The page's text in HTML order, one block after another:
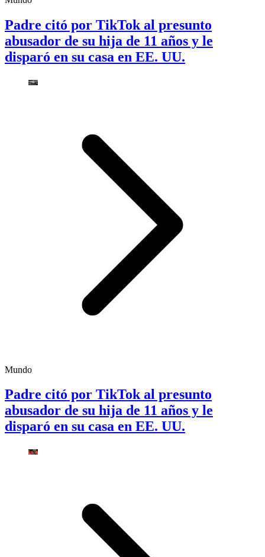
Padre citó por TikTok al presunto
abusador de su hija de 11 años y le
disparó en su casa en EE. UU.
Mundo
Padre citó por TikTok al presunto
abusador de su hija de 11 años y le
disparó en su casa en EE. UU.